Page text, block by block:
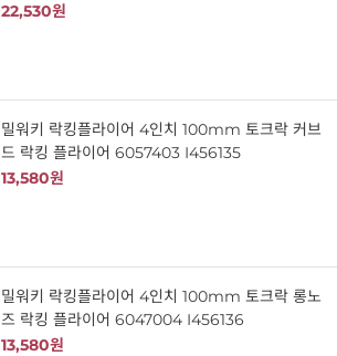
22,530원
밀워키 락킹플라이어 4인치 100mm 토크락 커브
드 락킹 플라이어 6057403 I456135
13,580원
밀워키 락킹플라이어 4인치 100mm 토크락 롱노
즈 락킹 플라이어 6047004 I456136
13,580원